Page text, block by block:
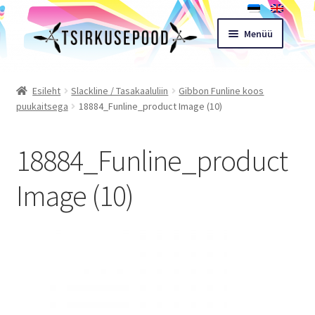
Liigu
navigeerimisele
Liigu
sisu
Menüü
Pood
Ostukorv
Müügitingimused
Esileht Slackline / Tasakaaluliin
Gibbon Funline koos
puukaitsega
18884_Funline_product Image (10)
18884_Funline_product
Image (10)